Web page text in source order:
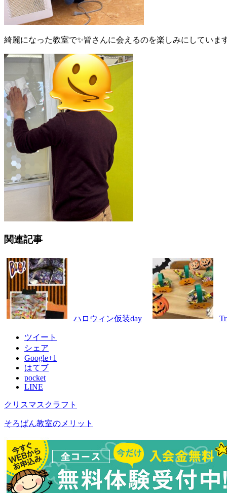
綺麗になった教室で✨皆さんに会えるのを楽しみにしていま
関連記事
ハロウィン仮装day
ツイート
シェア
Google+1
はてブ
pocket
LINE
クリスマスクラフト
そろばん教室のメリット